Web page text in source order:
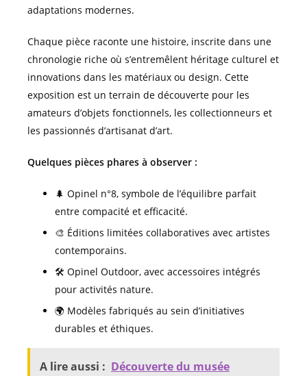
adaptations modernes.
Chaque pièce raconte une histoire, inscrite dans une
chronologie riche où s’entremêlent héritage culturel et
innovations dans les matériaux ou design. Cette
exposition est un terrain de découverte pour les
amateurs d’objets fonctionnels, les collectionneurs et
les passionnés d’artisanat d’art.
Quelques pièces phares à observer :
🌲 Opinel n°8, symbole de l’équilibre parfait
entre compacité et efficacité.
🎨 Éditions limitées collaboratives avec artistes
contemporains.
🛠️ Opinel Outdoor, avec accessoires intégrés
pour activités nature.
🌍 Modèles fabriqués au sein d’initiatives
durables et éthiques.
A lire aussi : Découverte du musée